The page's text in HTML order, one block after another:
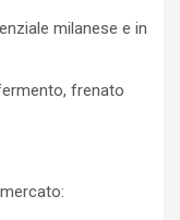
milanese e in
frenato